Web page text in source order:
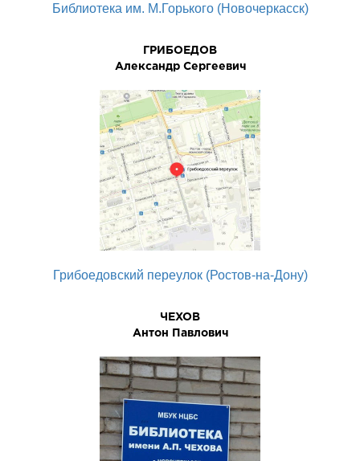
Библиотека им. М.Горького (Новочеркасск)
ГРИБОЕДОВ
Александр Сергеевич
Грибоедовский переулок (Ростов-на-Дону)
ЧЕХОВ
Антон Павлович